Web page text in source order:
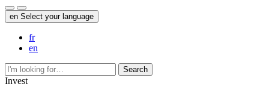
en Select your language
fr
en
Search
Invest